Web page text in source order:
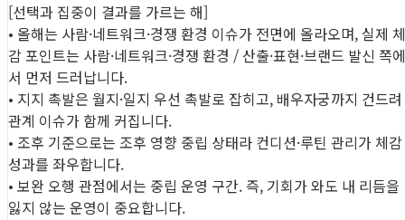
[선택과 집중이 결과를 가르는 해]
• 올해는 사람·네트워크·경쟁 환경 이슈가 전면에 올라오며, 실제 체
감 포인트는 사람·네트워크·경쟁 환경 / 산출·표현·브랜드 발신 쪽에
서 먼저 드러납니다.
• 지지 촉발은 월지·일지 우선 촉발로 잡히고, 배우자궁까지 건드려
관계 이슈가 함께 커집니다.
• 조후 기준으로는 조후 영향 중립 상태라 컨디션·루틴 관리가 체감
성과를 좌우합니다.
• 보완 오행 관점에서는 중립 운영 구간. 즉, 기회가 와도 내 리듬을
잃지 않는 운영이 중요합니다.